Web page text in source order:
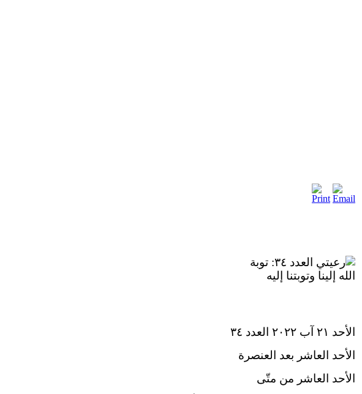
الأحد ٢١ آب ٢٠٢٢ العدد ٣٤
الأحد العاشر بعد العنصرة
الأحد العاشر من متّى